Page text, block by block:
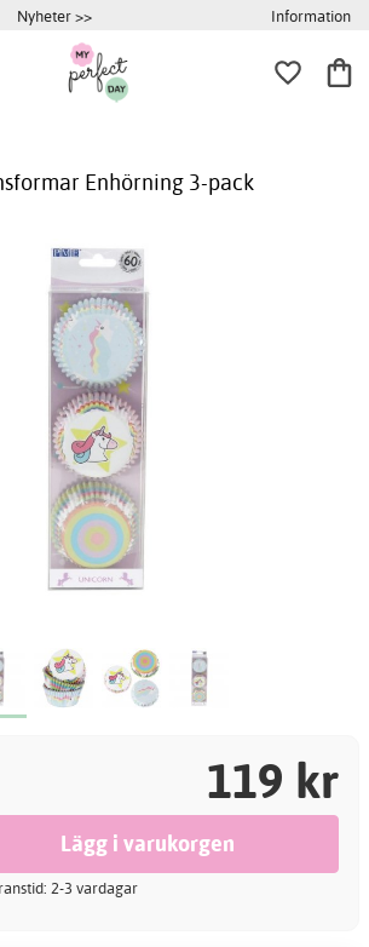
Nyheter >> Information
Enhörning 3-pack
119 kr
2-3 vardagar